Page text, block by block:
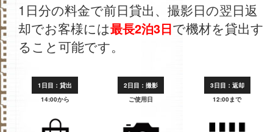
1日分の料金で前日貸出、撮影日の翌日返
却でお客様には最長2泊3日で機材を貸出す
ること可能です。
1日目：貸出
14:00から
2日目：撮影
ご使用日
3日目：返却
12:00まで